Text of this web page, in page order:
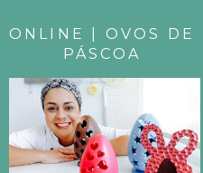
ONLINE | OVOS DE
PÁSCOA